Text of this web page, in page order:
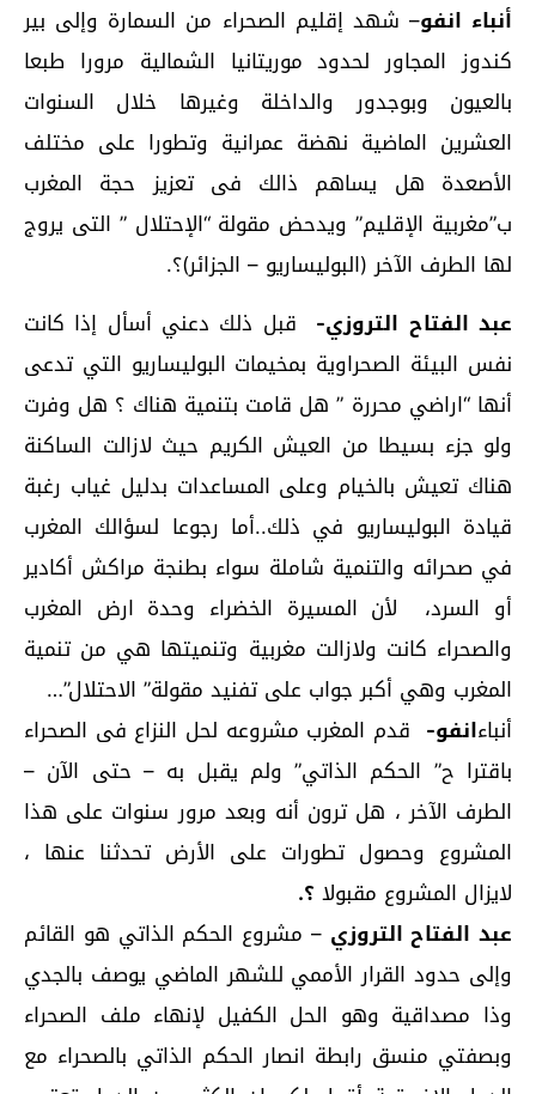
أنباء انفو– شهد إقليم الصحراء من السمارة وإلى بير
كندوز المجاور لحدود موريتانيا الشمالية مرورا طبعا
بالعيون وبوجدور والداخلة وغيرها خلال السنوات
العشرين الماضية نهضة عمرانية وتطورا على مختلف
الأصعدة هل يساهم ذالك فى تعزيز حجة المغرب
ب”مغربية الإقليم” ويدحض مقولة “الإحتلال ” التى يروج
لها الطرف الآخر (البوليساريو – الجزائر)؟.
عبد الفتاح التروزي- قبل ذلك دعني أسأل إذا كانت
نفس البيئة الصحراوية بمخيمات البوليساريو التي تدعى
أنها “اراضي محررة ” هل قامت بتنمية هناك ؟ هل وفرت
ولو جزء بسيطا من العيش الكريم حيث لازالت الساكنة
هناك تعيش بالخيام وعلى المساعدات بدليل غياب رغبة
قيادة البوليساريو في ذلك..أما رجوعا لسؤالك المغرب
في صحرائه والتنمية شاملة سواء بطنجة مراكش أكادير
أو السرد، لأن المسيرة الخضراء وحدة ارض المغرب
والصحراء كانت ولازالت مغربية وتنميتها هي من تنمية
المغرب وهي أكبر جواب على تفنيد مقولة” الاحتلال”…
أنباءانفو- قدم المغرب مشروعه لحل النزاع فى الصحراء
باقترا ح” الحكم الذاتي” ولم يقبل به – حتى الآن –
الطرف الآخر ، هل ترون أنه وبعد مرور سنوات على هذا
المشروع وحصول تطورات على الأرض تحدثنا عنها ،
لايزال المشروع مقبولا ؟.
عبد الفتاح التروزي – مشروع الحكم الذاتي هو القائم
وإلى حدود القرار الأممي للشهر الماضي يوصف بالجدي
وذا مصداقية وهو الحل الكفيل لإنهاء ملف الصحراء
وبصفتي منسق رابطة انصار الحكم الذاتي بالصحراء مع